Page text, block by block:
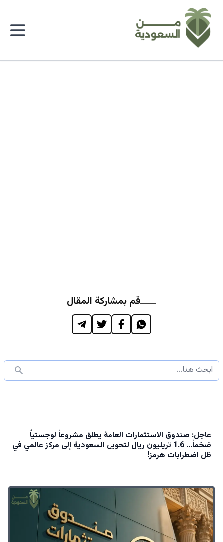
قم بمشاركة المقال
عاجل: صندوق الاستثمارات العامة يطلق مشروعاً لوجستياً
ضخماً… 1.6 تريليون ريال لتحويل السعودية إلى مركز عالمي في
ظل اضطرابات هرمز!